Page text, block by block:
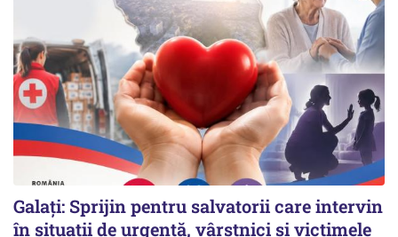
Galați: Sprijin pentru salvatorii care intervin
în situații de urgență, vârstnici și victimele